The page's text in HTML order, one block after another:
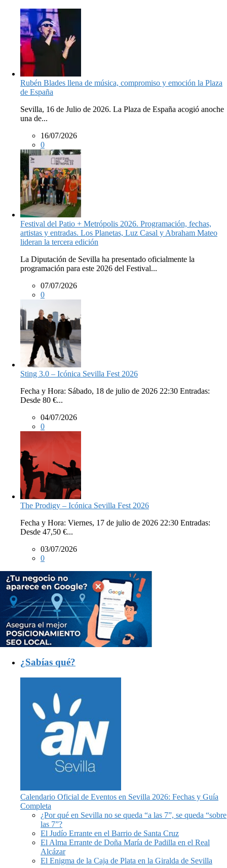
Rubén Blades llena de música, compromiso y emoción la Plaza
de España
Sevilla, 16 de Julio de 2026. La Plaza de España acogió anoche
una de...
16/07/2026
0
Festival del Patio + Metrópolis 2026. Programación, fechas,
artistas y entradas. Los Planetas, Luz Casal y Abraham Mateo
lideran la tercera edición
La Diputación de Sevilla ha presentado oficialmente la
programación para este 2026 del Festival...
07/07/2026
0
Sting 3.0 – Icónica Sevilla Fest 2026
Fecha y Hora: Sábado, 18 de julio de 2026 22:30 Entradas:
Desde 80 €...
04/07/2026
0
The Prodigy – Icónica Sevilla Fest 2026
Fecha y Hora: Viernes, 17 de julio de 2026 22:30 Entradas:
Desde 47,50 €...
03/07/2026
0
¿Sabías qué?
Calendario Oficial de Eventos en Sevilla 2026: Fechas y Guía
Completa
¿Por qué en Sevilla no se queda “a las 7”, se queda “sobre
las 7”?
El Judío Errante en el Barrio de Santa Cruz
El Alma Errante de Doña María de Padilla en el Real
Alcázar
El Enigma de la Caja de Plata en la Giralda de Sevilla